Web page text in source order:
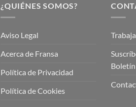
¿QUIÉNES SOMOS?
Aviso Legal
Acerca de Fransa
Política de Privacidad
Política de Cookies